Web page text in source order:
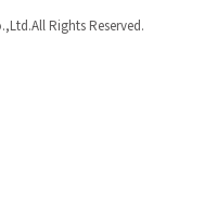
Rights Reserved.